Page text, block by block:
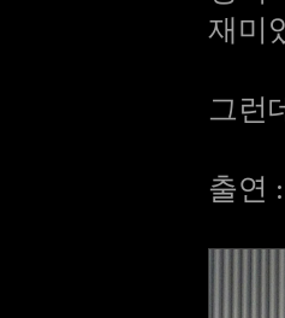
재미
그런
출연